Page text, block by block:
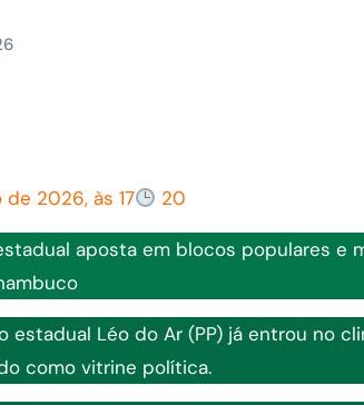
de 2026, às 17 20
aposta em blocos populares e
Léo do Ar (PP) já entrou no
como vitrine política.